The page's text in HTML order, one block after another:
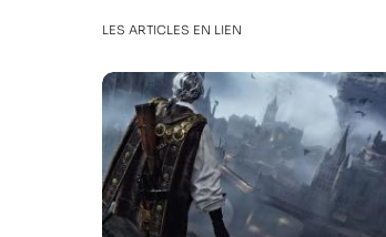
LES ARTICLES EN LIEN